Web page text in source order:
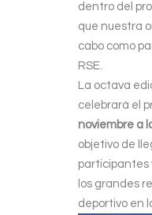
dentro del
que nuestra
cabo como
RSE.
La octava
celebrará el
noviembre a
objetivo de
participantes
los grandes
deportivo en